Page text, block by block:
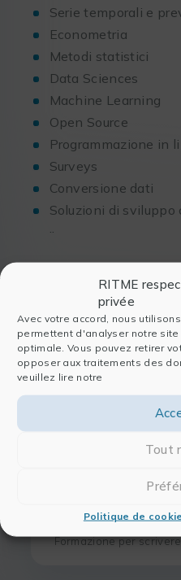
RITME
privée
Avec votre accord, nous
permettent d'analyser notre
optimale. Vous pouvez retirer
opposer aux traitements des
veuillez lire notre
Tout
Politique de
Serie temporali e
Econometria
Metodi statistici
Data Sciences
Machine Learning
Open Source
Programmazione in
Surveys
Conversione dati
Soluzioni di sviluppo
..
Una grande
inglese ma tecnica
permesso la
miei nuovi obiettivi
formatore è stato
Inventec Performance
R&D Soldering
Formazione per